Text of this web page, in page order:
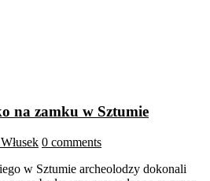
na zamku w Sztumie
0 comments
w Sztumie archeolodzy dokonali